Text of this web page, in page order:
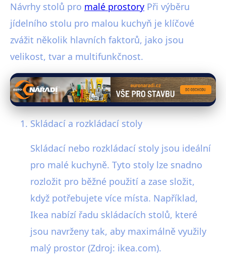
Návrhy stolů pro malé prostory Při výběru
jídelního stolu pro malou kuchyň je klíčové
zvážit několik hlavních faktorů, jako jsou
velikost, tvar a multifunkčnost.
Skládací a rozkládací stoly
Skládací nebo rozkládací stoly jsou ideální
pro malé kuchyně. Tyto stoly lze snadno
rozložit pro běžné použití a zase složit,
když potřebujete více místa. Například,
Ikea nabízí řadu skládacích stolů, které
jsou navrženy tak, aby maximálně využily
malý prostor (Zdroj: ikea.com).